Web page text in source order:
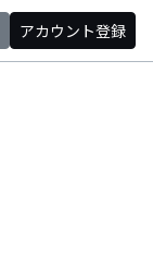
アカウント登録